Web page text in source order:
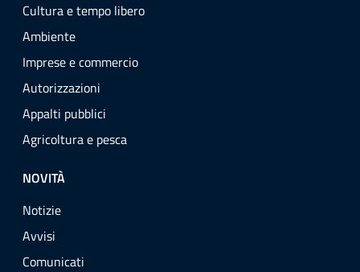
Cultura e tempo libero
Ambiente
Imprese e commercio
Autorizzazioni
Appalti pubblici
Agricoltura e pesca
NOVITÀ
Notizie
Avvisi
Comunicati